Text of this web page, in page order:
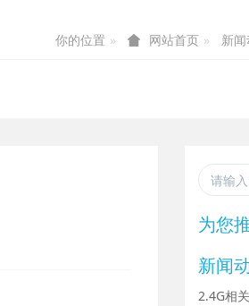
你的位置 网站首页 新
为您
新闻
2.4G相